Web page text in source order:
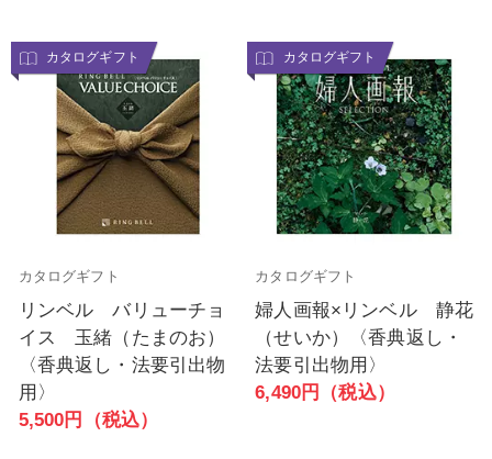
カタログギフト
カタログギフト
リンベル バリューチョ
イス 玉緒（たまのお）
〈香典返し・法要引出物
用〉
5,500円（税込）
カタログギフト
カタログギフト
婦人画報×リンベル 静花
（せいか）〈香典返し・
法要引出物用〉
6,490円（税込）